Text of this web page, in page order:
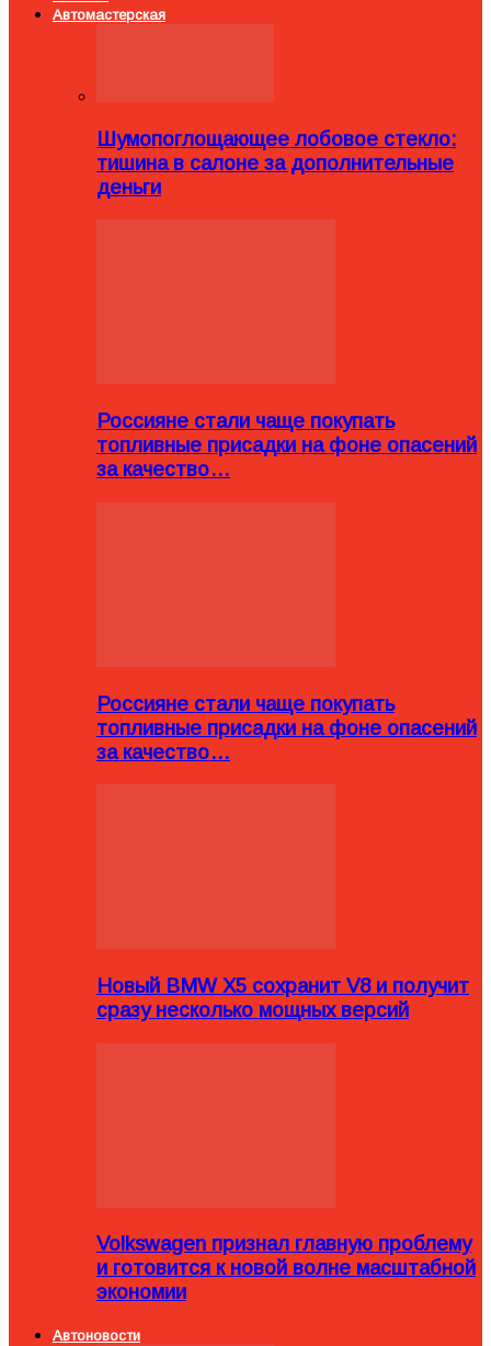
Автомастерская
Шумопоглощающее лобовое стекло:
тишина в салоне за дополнительные
деньги
Россияне стали чаще покупать
топливные присадки на фоне опасений
за качество…
Россияне стали чаще покупать
топливные присадки на фоне опасений
за качество…
Новый BMW X5 сохранит V8 и получит
сразу несколько мощных версий
Volkswagen признал главную проблему
и готовится к новой волне масштабной
экономии
Автоновости